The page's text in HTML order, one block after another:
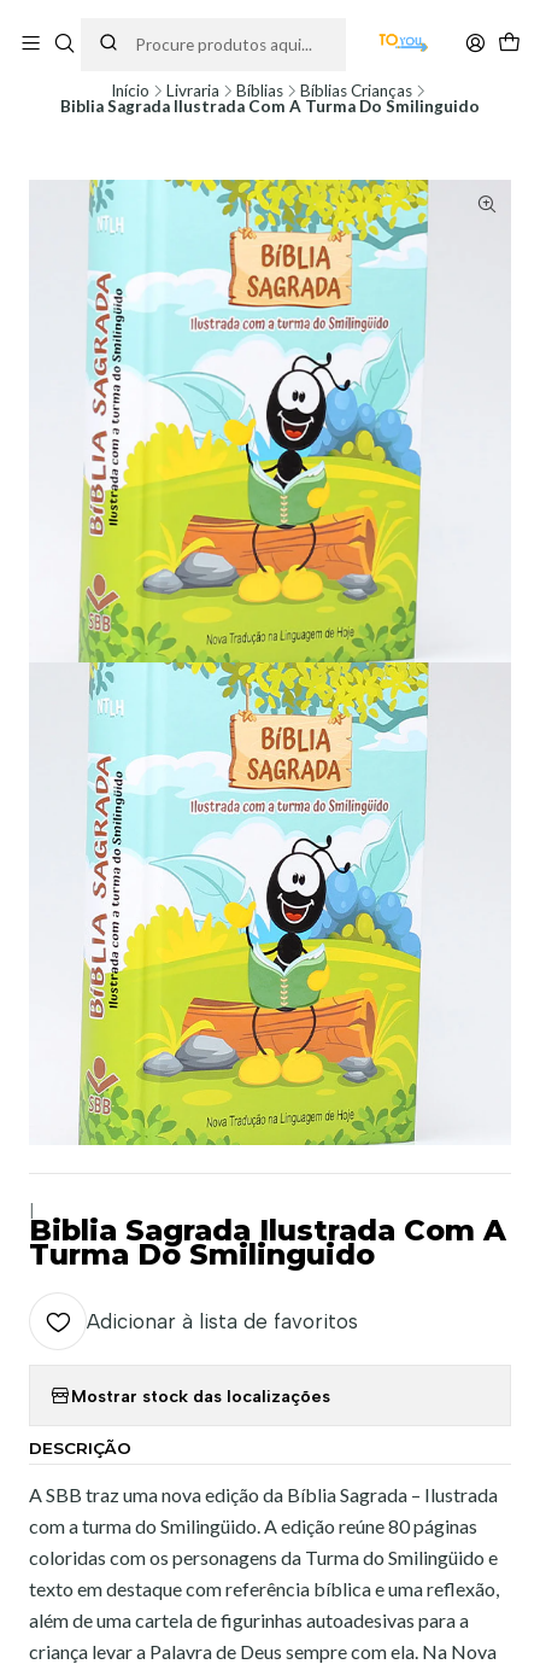
partir do dia 11 de Agosto, às 10H.
Início Livraria Bíblias
Bíblias Crianças
Biblia Sagrada Ilustrada Com A Turma Do Smilinguido
Biblia Sagrada Ilustrada Com A
Turma Do Smilinguido
Adicionar à lista de favoritos
Mostrar stock das localizações
DESCRIÇÃO
A SBB traz uma nova edição da Bíblia Sagrada – Ilustrada
com a turma do Smilingüido. A edição reúne 80 páginas
coloridas com os personagens da Turma do Smilingüido e
texto em destaque com referência bíblica e uma reflexão,
além de uma cartela de figurinhas autoadesivas para a
criança levar a Palavra de Deus sempre com ela. Na Nova